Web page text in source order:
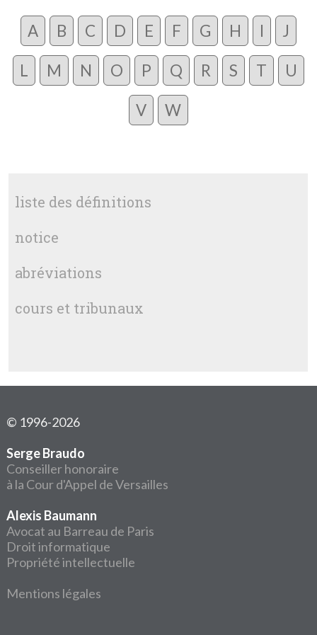
A B C D E F G H I J
L M N O P Q R S T U
V W
liste des définitions
notice
abréviations
cours et tribunaux
© 1996-2026
Serge Braudo
Conseiller honoraire
à la Cour d'Appel de Versailles
Alexis Baumann
Avocat au Barreau de Paris
Droit informatique
Propriété intellectuelle
Mentions légales